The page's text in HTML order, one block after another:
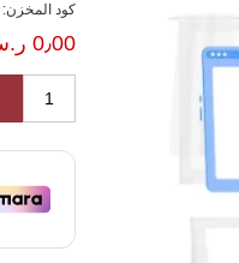
كود المخزن:
0٫00 ر.س.‏ غير شامل الضريبة